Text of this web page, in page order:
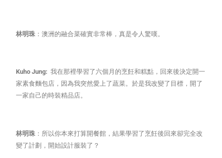
林明珠 ：澳洲的融合菜確實非常棒，真是令人驚嘆。
Kuho Jung: 我在那裡學習了六個月的烹飪和糕點，回來後決定開一
家素食麵包店，因為我突然愛上了蔬菜。於是我改變了目標，開了
一家自己的時裝精品店。
林明珠 ：所以你本來打算開餐館，結果學習了烹飪後回來卻完全改
變了計劃，開始設計服裝了？